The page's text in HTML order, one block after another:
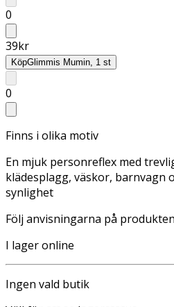
0
39kr
KöpGlimmis Mumin, 1 st
0
Finns i olika motiv
En mjuk personreflex med
klädesplagg, väskor, barnvagn
synlighet
Följ anvisningarna på
I lager online
Ingen vald butik